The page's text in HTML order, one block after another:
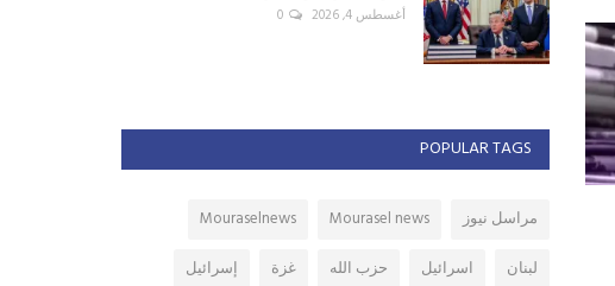
أغسطس 4, 2026 0
POPULAR TAGS
مراسل نيوز Mourasel news
Mouraselnews
لبنان
اسرائيل حزب الله غزة
إسرائيل